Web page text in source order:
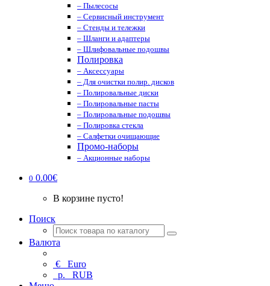
– Пылесосы
– Сервисный инструмент
– Стенды и тележки
– Шланги и адаптеры
– Шлифовальные подошвы
Полировка
– Аксессуары
– Для очистки полир. дисков
– Полировальные диски
– Полировальные пасты
– Полировальные подошвы
– Полировка стекла
– Салфетки очищающие
Промо-наборы
– Акционные наборы
0 0.00€
В корзине пусто!
Поиск
Валюта
€ Euro
р. RUB